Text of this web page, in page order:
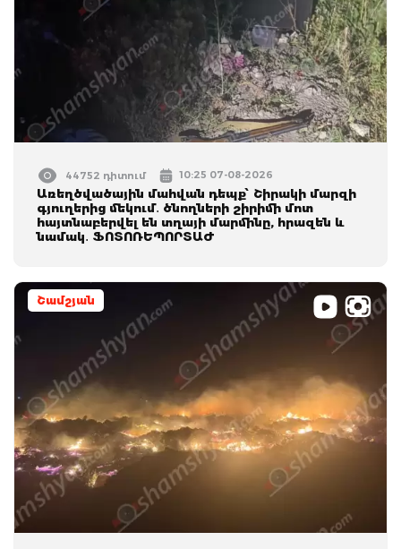
44752 դիտում 10:25 07-08-2026
Առեղծվածային մահվան դեպք՝ Շիրակի մարզի
գյուղերից մեկում․ ծնողների շիրիմի մոտ
հայտնաբերվել են տղայի մարմինը, հրազեն և
նամակ․ ՖՈՏՈՌԵՊՈՐՏԱԺ
Շամշյան